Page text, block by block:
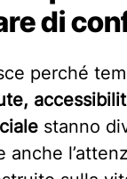
di
perché
stanno
anche